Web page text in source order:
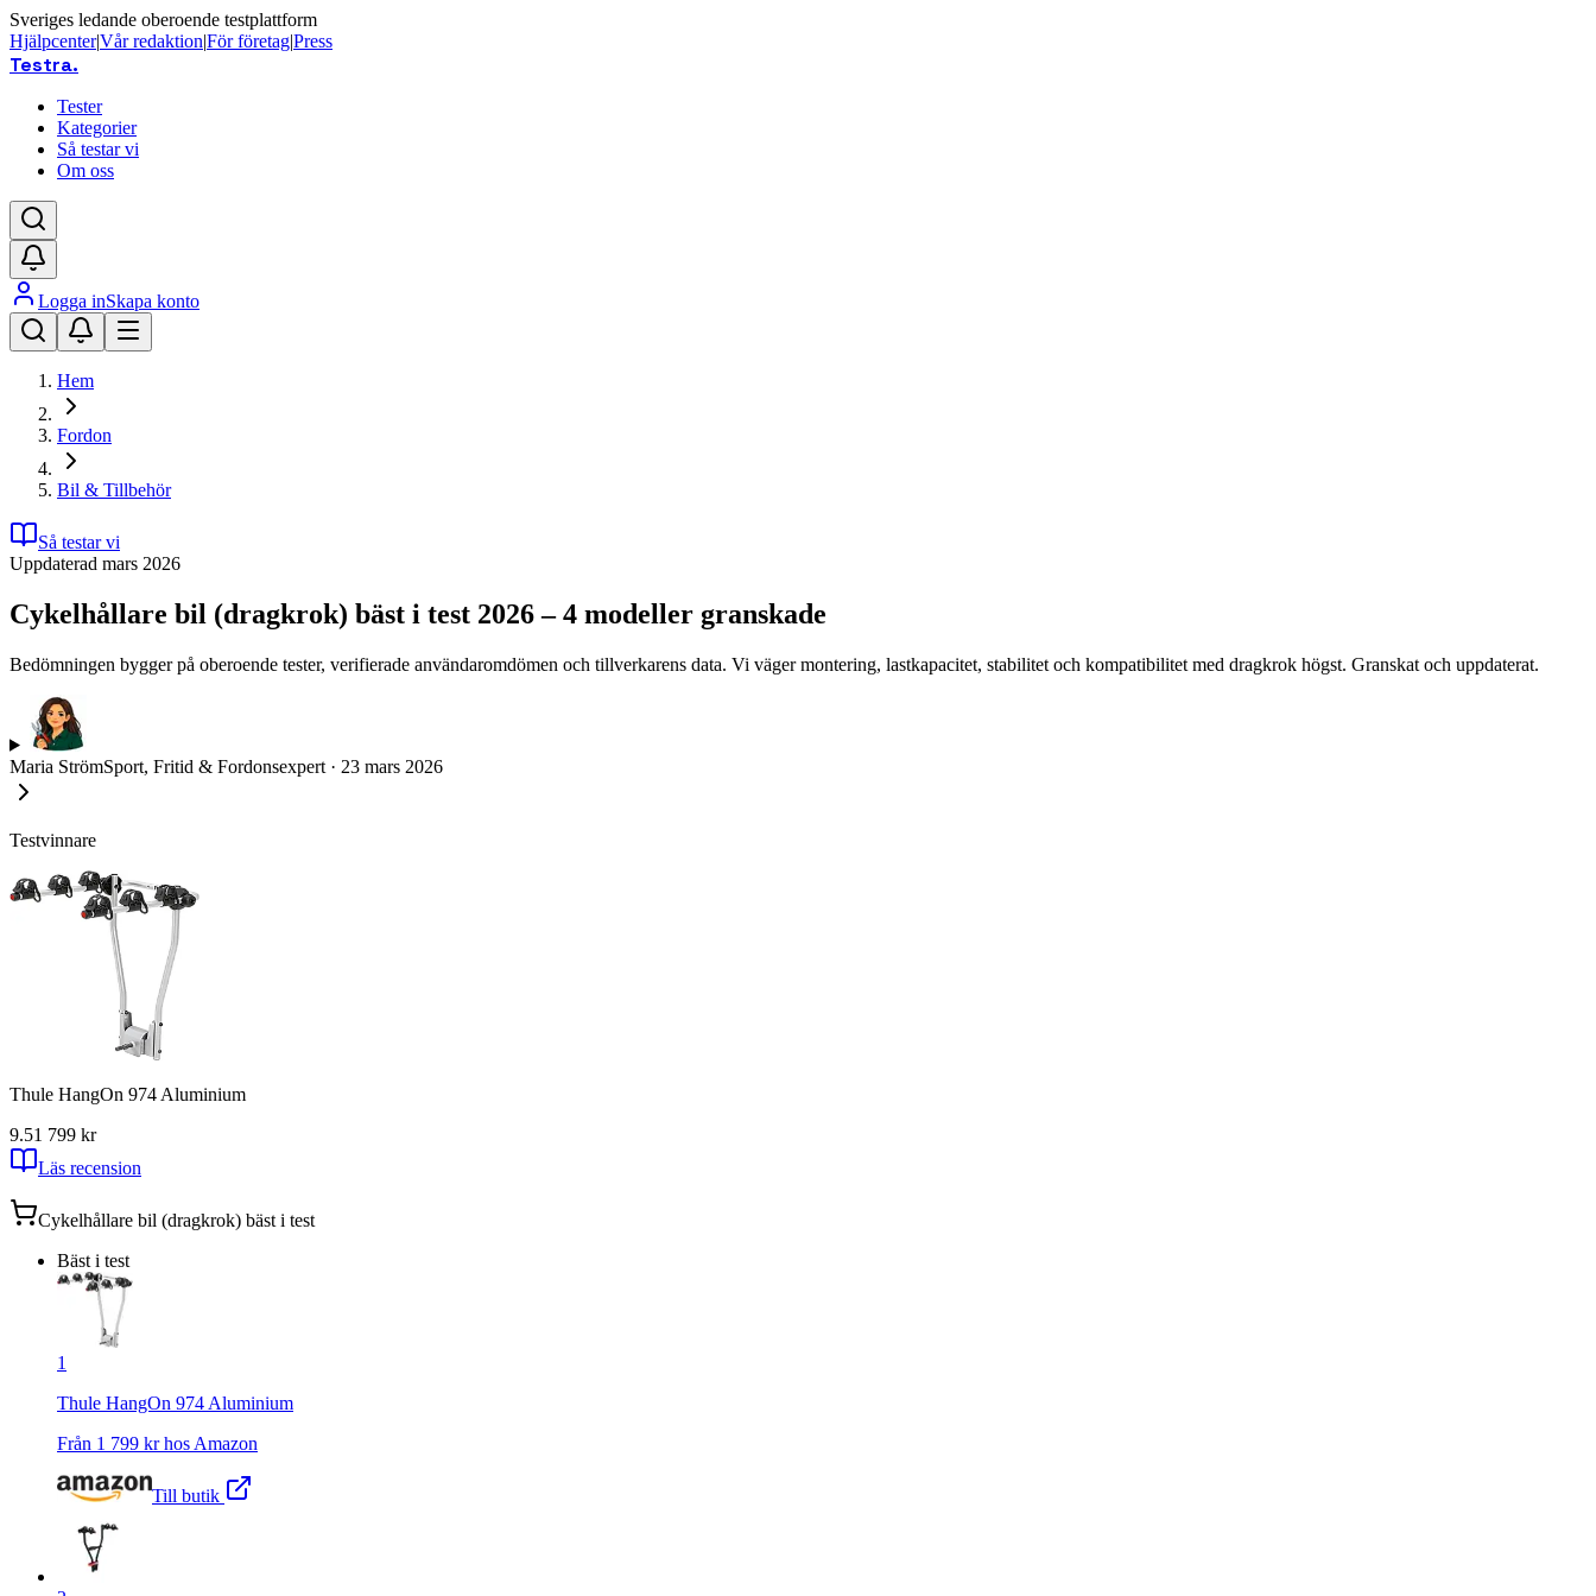
Sveriges ledande oberoende testplattform
Hjälpcenter|Vår redaktion|För företag|Press
Testra.
Tester
Kategorier
Så testar vi
Om oss
Logga inSkapa konto
Hem
Fordon
Bil & Tillbehör
Så testar vi
Uppdaterad mars 2026
Cykelhållare bil (dragkrok) bäst i test 2026 – 4 modeller granskade
Bedömningen bygger på oberoende tester, verifierade användaromdömen och tillverkarens data. Vi väger montering, lastkapacitet, stabilitet och kompatibilitet med dragkrok högst. Granskat och uppdaterat.
Maria StrömSport, Fritid & Fordonsexpert · 23 mars 2026
Testvinnare
Thule HangOn 974 Aluminium
9.51 799 kr
Läs recension
Cykelhållare bil (dragkrok) bäst i test
Bäst i test
1
Thule HangOn 974 Aluminium
Från 1 799 kr hos Amazon
Till butik